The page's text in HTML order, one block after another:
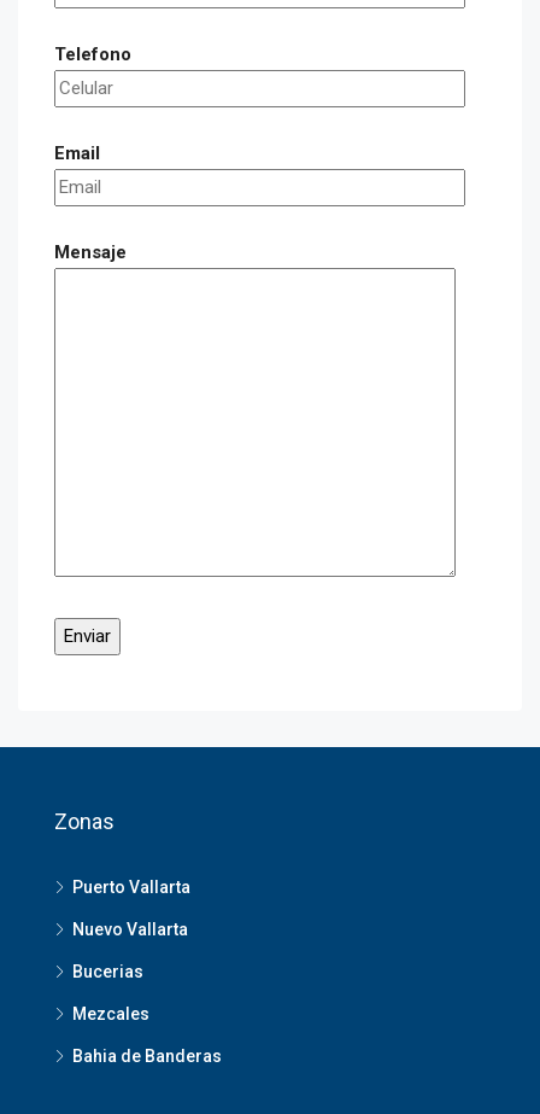
Telefono
Email
Mensaje
Zonas
Puerto Vallarta
Nuevo Vallarta
Bucerias
Mezcales
Bahia de Banderas